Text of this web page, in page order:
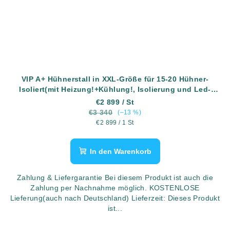
VIP A+ Hühnerstall in XXL-Größe für 15-20 Hühner-
Isoliert(mit Heizung!+Kühlung!, Isolierung und Led-
Beleuchtung) - Komplett montiert - Kostenlose Lieferung
€2 899 / St
€3 340
(–13 %)
Verkaufspreis:
€2 899 / 1 St
In den Warenkorb
Zahlung & Liefergarantie Bei diesem Produkt ist auch die
Zahlung per Nachnahme möglich. KOSTENLOSE
Lieferung(auch nach Deutschland) Lieferzeit: Dieses Produkt
ist...